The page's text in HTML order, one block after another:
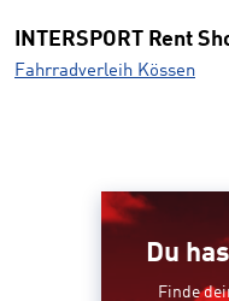
INTERSPORT Rent
Fahrradverleih Kössen
Du
Finde